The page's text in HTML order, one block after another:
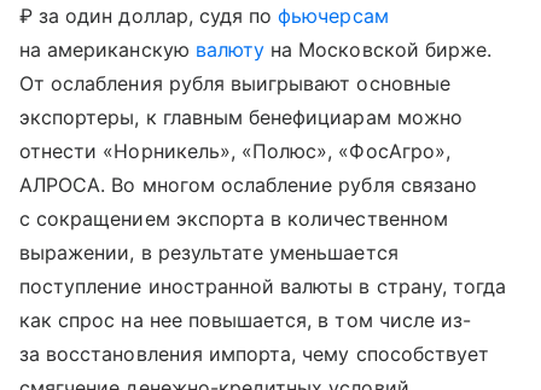
₽ за один доллар, судя пофьючерсам
на американскую валюту на Московской бирже.
От ослабления рубля выигрывают основные
экспортеры, к главным бенефициарам можно
отнести «Норникель», «Полюс», «ФосАгро»,
АЛРОСА. Во многом ослабление рубля связано
с сокращением экспорта в количественном
выражении, в результате уменьшается
поступление иностранной валюты в страну, тогда
как спрос на нее повышается, в том числе из-
за восстановления импорта, чему способствует